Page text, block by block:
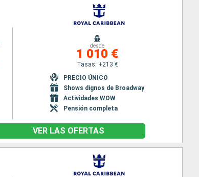
desde
1 010 €
Tasas: +213 €
PRECIO ÚNICO
Shows dignos de Broadway
Actividades WOW
Pensión completa
VER LAS OFERTAS